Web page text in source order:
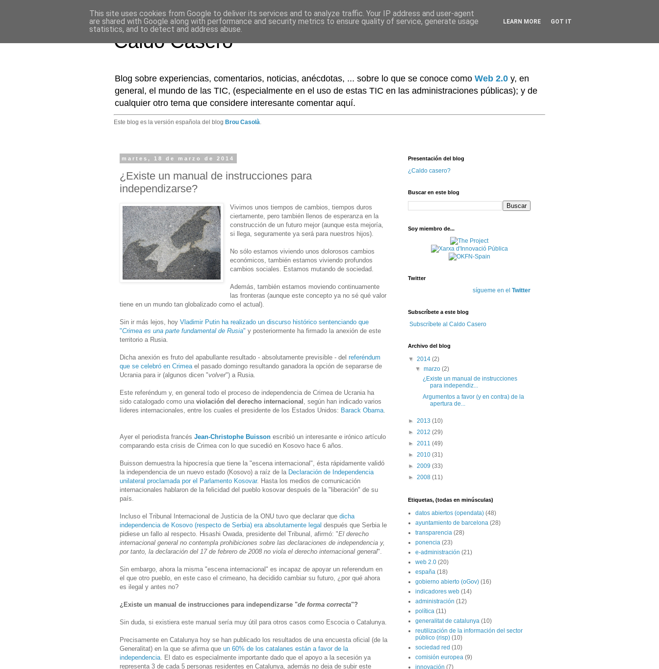
Caldo Casero
Blog sobre experiencias, comentarios, noticias, anécdotas, ... sobre lo que se conoce como Web 2.0 y, en
general, el mundo de las TIC, (especialmente en el uso de estas TIC en las administraciones públicas); y de
cualquier otro tema que considere interesante comentar aquí.
Este blog es la versión española del blog Brou Casolà.
martes, 18 de marzo de 2014
¿Existe un manual de instrucciones para
independizarse?
Vivimos unos tiempos de cambios, tiempos duros
ciertamente, pero también llenos de esperanza en la
construcción de un futuro mejor (aunque esta mejoría,
si llega, seguramente ya será para nuestros hijos).
No sólo estamos viviendo unos dolorosos cambios
económicos, también estamos viviendo profundos
cambios sociales. Estamos mutando de sociedad.
Además, también estamos moviendo continuamente
las fronteras (aunque este concepto ya no sé qué valor
tiene en un mundo tan globalizado como el actual).
Sin ir más lejos, hoy Vladimir Putin ha realizado un discurso histórico sentenciando que
"Crimea es una parte fundamental de Rusia" y posteriormente ha firmado la anexión de este
territorio a Rusia.
Dicha anexión es fruto del apabullante resultado - absolutamente previsible - del referéndum
que se celebró en Crimea el pasado domingo resultando ganadora la opción de separarse de
Ucrania para ir (algunos dicen "volver") a Rusia.
Este referéndum y, en general todo el proceso de independencia de Crimea de Ucrania ha
sido catalogado como una violación del derecho internacional , según han indicado varios
líderes internacionales, entre los cuales el presidente de los Estados Unidos: Barack Obama
Ayer el periodista francés Jean-Christophe Buisson escribió un interesante e irónico artículo
comparando esta crisis de Crimea con lo que sucedió en Kosovo hace 6 años.
Buisson demuestra la hipocresía que tiene la "escena internacional", ésta rápidamente validó
la independencia de un nuevo estado (Kosovo) a raíz de la Declaración de Independencia
unilateral proclamada por el Parlamento Kosovar. Hasta los medios de comunicación
internacionales hablaron de la felicidad del pueblo kosovar después de la "liberación" de su
país.
Incluso el Tribunal Internacional de Justicia de la ONU tuvo que declarar que dicha
independencia de Kosovo (respecto de Serbia) era absolutamente legal después que Serbia le
pidiese un fallo al respecto. Hisashi Owada, presidente del Tribunal, afirmó: "El derecho
internacional general no contempla prohibiciones sobre las declaraciones de independencia y,
por tanto, la declaración del 17 de febrero de 2008 no viola el derecho internacional general".
Sin embargo, ahora la misma "escena internacional" es incapaz de apoyar un referendum en
el que otro pueblo, en este caso el crimeano, ha decidido cambiar su futuro, ¿por qué ahora
es ilegal y antes no?
¿Existe un manual de instrucciones para independizarse "de forma correcta"?
Sin duda, si existiera este manual sería muy útil para otros casos como Escocia o Catalunya.
Precisamente en Catalunya hoy se han publicado los resultados de una encuesta oficial (de la
Generalitat) en la que se afirma que un 60% de los catalanes están a favor de la
independencia . El dato es especialmente importante dado que el apoyo a la secesión ya
representa 3 de cada 5 personas residentes en Catalunya, además no deja de subir este
Presentación del blog
¿Caldo casero?
Buscar en este blog
Soy miembro de...
Twitter
sígueme en el Twitter
Subscríbete a este blog
Subscríbete al Caldo Casero
Archivo del blog
▼ 2014 (2)
▼marzo(2)
¿Existe un manual de instrucciones
para independiz...
Argumentos a favor (y en contra) de la
apertura de...
► 2013 (10)
► 2012 (29)
► 2011 (49)
► 2010 (31)
► 2009 (33)
► 2008 (11)
Etiquetas, (todas en minúsculas)
datos abiertos (opendata) (48)
ayuntamiento de barcelona (28)
transparencia (28)
ponencia (23)
e-administración (21)
web 2.0 (20)
españa (18)
gobierno abierto (oGov) (16)
indicadores web (14)
administración (12)
política (11)
generalitat de catalunya (10)
reutilización de la información del sector
público (risp) (10)
sociedad red (10)
comisión europea (9)
innovación (7)
This site uses cookies from Google to deliver its services and to analyze traffic. Your IP address and user-agent
are shared with Google along with performance and security metrics to ensure quality of service, generate usage
statistics, and to detect and address abuse.
LEARN MORE GOT IT